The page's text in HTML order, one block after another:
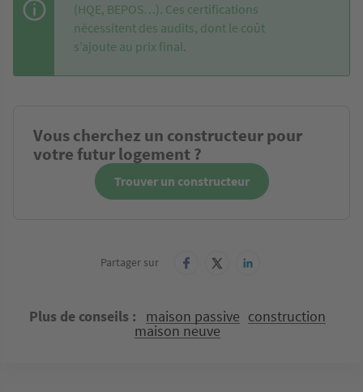
(HQE, BEPOS…). Ces certifications
nécessitent des audits, dont le coût
s’ajoute au prix final.
Vous cherchez un constructeur pour
votre futur logement ?
Trouver un constructeur
Partager sur
Plus de conseils maison passive construction
maison neuve